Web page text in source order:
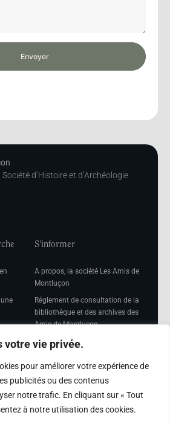
votre vie privée.
pour améliorer votre expérience de
publicités ou des contenus
notre trafic. En cliquant sur « Tout
à notre utilisation des cookies.
Envoyer
d’Histoire et d’Archéologie
S'informer
A propos, la société Les Amis de
Montluçon
Réglement de consultation de la
bibliothèque et des archives des
Amis de Montluçon
Mentions légales